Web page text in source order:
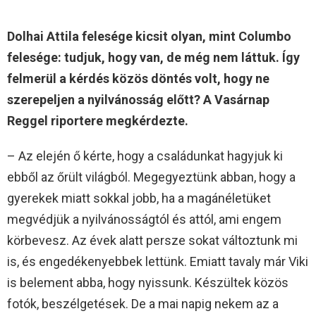
Dolhai Attila felesége kicsit olyan, mint Columbo
felesége: tudjuk, hogy van, de még nem láttuk. Így
felmerül a kérdés közös döntés volt, hogy ne
szerepeljen a nyilvánosság előtt? A Vasárnap
Reggel riportere megkérdezte.
– Az elején ő kérte, hogy a családunkat hagyjuk ki
ebből az őrült világból. Megegyeztünk abban, hogy a
gyerekek miatt sokkal jobb, ha a magánéletüket
megvédjük a nyilvánosságtól és attól, ami engem
körbevesz. Az évek alatt persze sokat változtunk mi
is, és engedékenyebbek lettünk. Emiatt tavaly már Viki
is belement abba, hogy nyissunk. Készültek közös
fotók, beszélgetések. De a mai napig nekem az a